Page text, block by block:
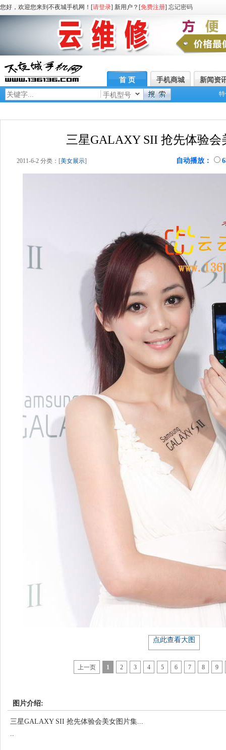
您好，欢迎您来到不夜城手机网！[请登录] 新用户？[免费注册] 忘记密码
首 页 手机商城
新闻资
手机型号
三星GALAXY SII 抢先体验会
2011-6-2 分类：[美女展示] 自动播放：
点此查看大图
上一页 1 2 3 4 5 6 7 8 9
图片介绍:
三星GALAXY SII 抢先体验会美女图片集...
..